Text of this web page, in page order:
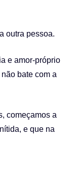
outra pessoa.
e amor-próprio
bate com a
começamos a
e que na